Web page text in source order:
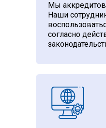
Мы
Наши
согласно